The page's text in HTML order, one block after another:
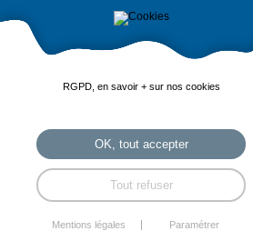
1 Juin 2012 Droit de
urbanisme
RGPD, en savoir + sur nos cookies
OK, tout accepter
Tout refuser
Mentions légales Paramétrer